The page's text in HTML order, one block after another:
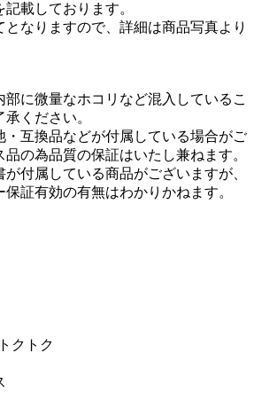
記載しております。
なりますので、詳細は商品写真より
部に微量なホコリなど混入しているこ
ください。
・互換品などが付属している場合がご
の為品質の保証はいたし兼ねます。
が付属している商品がございますが、
証有効の有無はわかりかねます。
トクトク